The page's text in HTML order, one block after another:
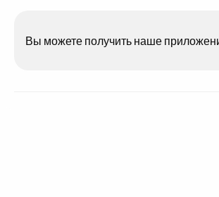
Вы можете получить наше